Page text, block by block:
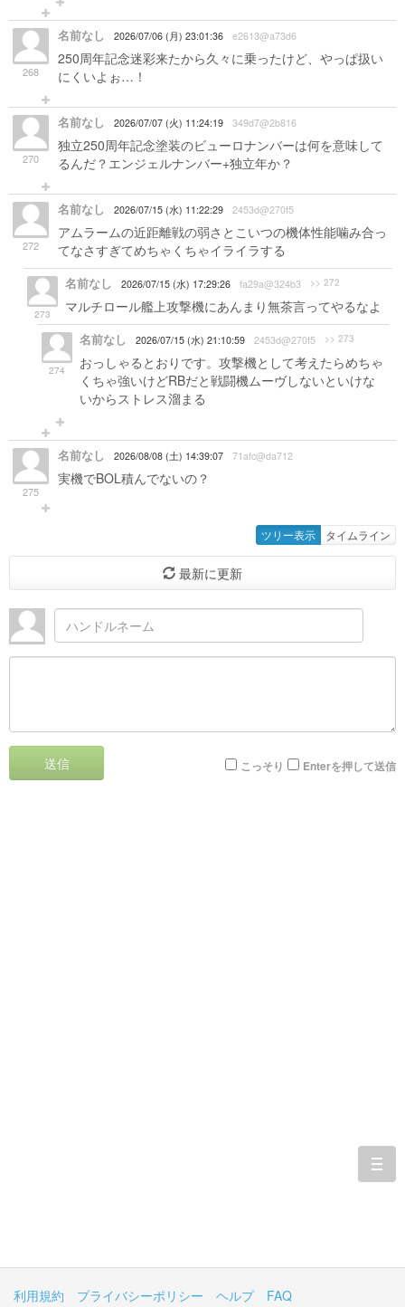
268
名前なし 2026/07/06 (月) 23:01:36 e2613@a73d6
250周年記念迷彩来たから久々に乗ったけど、やっぱ扱い
にくいよぉ…！
270
名前なし 2026/07/07 (火) 11:24:19 349d7@2b816
独立250周年記念塗装のビューロナンバーは何を意味して
るんだ？エンジェルナンバー+独立年か？
272
名前なし 2026/07/15 (水) 11:22:29 2453d@270f5
アムラームの近距離戦の弱さとこいつの機体性能噛み合っ
てなさすぎてめちゃくちゃイライラする
273
名前なし 2026/07/15 (水) 17:29:26 fa29a@324b3 >> 272
マルチロール艦上攻撃機にあんまり無茶言ってやるなよ
274
名前なし 2026/07/15 (水) 21:10:59 2453d@270f5 >> 273
おっしゃるとおりです。攻撃機として考えたらめちゃ
くちゃ強いけどRBだと戦闘機ムーヴしないといけな
いからストレス溜まる
275
名前なし 2026/08/08 (土) 14:39:07 71afc@da712
実機でBOL積んでないの？
ツリー表示 タイムライン
最新に更新
送信 こっそり Enterを押して送信
利用規約 プライバシーポリシー ヘルプ
FAQ